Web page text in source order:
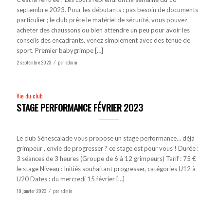
septembre 2023. Pour les débutants : pas besoin de documents
particulier ; le club prête le matériel de sécurité, vous pouvez
acheter des chaussons ou bien attendre un peu pour avoir les
conseils des encadrants, venez simplement avec des tenue de
sport. Premier babygrimpe […]
2 septembre 2023 / paradmin
Vie du club
STAGE PERFORMANCE FÉVRIER 2023
Le club Sénescalade vous propose un stage performance… déjà
grimpeur , envie de progresser ? ce stage est pour vous ! Durée :
3 séances de 3 heures (Groupe de 6 à 12 grimpeurs) Tarif : 75 €
le stage Niveau : Initiés souhaitant progresser, catégories U12 à
U20 Dates : du mercredi 15 février […]
19 janvier 2023 / paradmin